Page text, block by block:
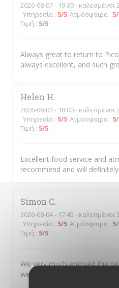
2026-08-07- 19:30 - καλεσμένοι 2
Υπηρεσία : 5/5 Ατμόσφαιρα : 5
Τιμή : 5/5
Always great to return to
always excellent, and such
Helen H
2026-08-04- 18:00 - καλεσμένοι 2
Υπηρεσία : 5/5 Ατμόσφαιρα : 5
Τιμή : 5/5
Excellent food service and
recommend and will
Simon C
2026-08-04- 17:45 - καλεσμένοι 5
Υπηρεσία : 5/5 Ατμόσφαιρα : 5
Τιμή : 5/5
We very much enjoyed the
welcoming atmosphere.